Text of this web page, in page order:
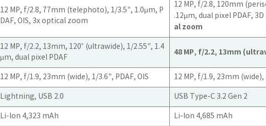
12 MP, f/2.8, 77mm (telephoto), 1/3.5", 1.0µm, P
DAF, OIS, 3x optical zoom
12 MP, f/2.8, 120mm
.12µm, dual pixel PDAF,
al zoom
12 MP, f/2.2, 13mm, 120˚ (ultrawide), 1/2.55", 1.4
µm, dual pixel PDAF
48 MP, f/2.2, 13mm
12 MP, f/1.9, 23mm (wide), 1/3.6", PDAF, OIS 12 MP, f/1.9, 23mm (wide),
Lightning, USB 2.0 USB Type-C 3.2 Gen 2
Li-Ion 4,323 mAh Li-Ion 4,685 mAh